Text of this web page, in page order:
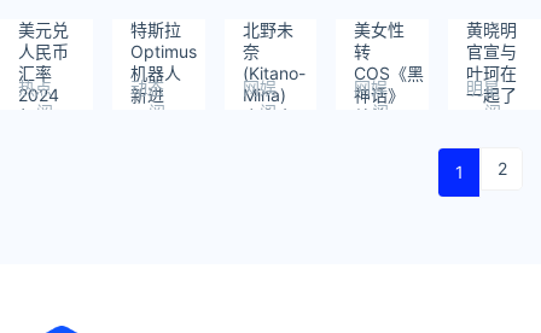
国停服
美元兑
人民币
汇率
2024
年9月
热点
阅
特斯拉
Optimus
机器人
新进
展：已
动态
阅
北野未
奈
(Kitano-
Mina)
个人介
网娱
阅
美女性
转
COS《黑
神话》
鹤仙
网娱
阅
黄晓明
官宣与
叶珂在
一起了
明星
阅
508
1 2